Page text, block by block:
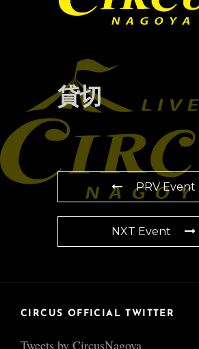
貸切
PRV Event
NXT Event
CIRCUS OFFICIAL TWITTER
Tweets by CircusNagoya